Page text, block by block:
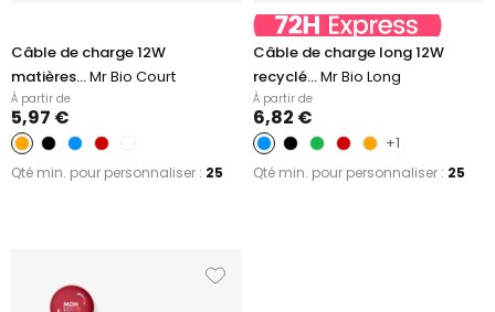
Câble de charge 12W
matières...Mr Bio Court
À partir de
5,97 €
Qté min. pour personnaliser : 25
Câble de charge long 12W
recyclé...Mr Bio Long
À partir de
6,82 €
+1
Qté min. pour personnaliser : 25